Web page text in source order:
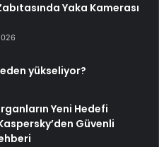
Yaka Kamerası
yükseliyor?
Yeni Hedefi
Güvenli